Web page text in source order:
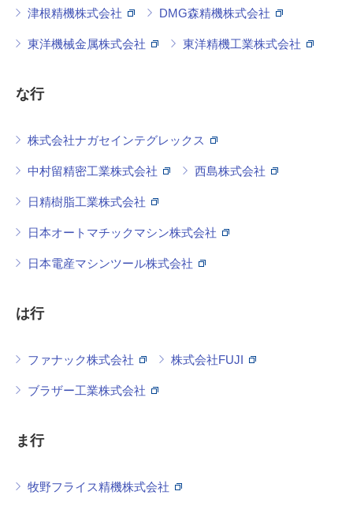
津根精機株式会社 DMG森精機株式会社
東洋機械金属株式会社 東洋精機工業株式会社
な行
株式会社ナガセインテグレックス
中村留精密工業株式会社 西島株式会社
日精樹脂工業株式会社
日本オートマチックマシン株式会社
日本電産マシンツール株式会社
は行
ファナック株式会社 株式会社FUJI
ブラザー工業株式会社
ま行
牧野フライス精機株式会社